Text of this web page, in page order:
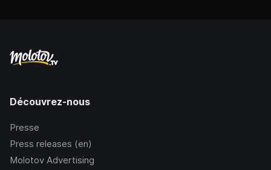
Découvrez-nous
Presse
Press releases (en)
Molotov Advertising